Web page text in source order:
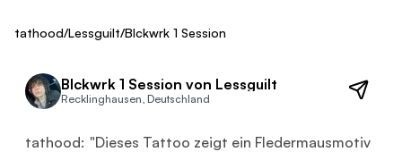
tathood/Lessguilt/Blckwrk 1 Session
Blckwrk 1 Session von Lessguilt
Recklinghausen, Deutschland
Dieses Tattoo zeigt ein Fledermausmotiv in Black &
tathood: "Dieses Tattoo zeigt ein Fledermausmotiv